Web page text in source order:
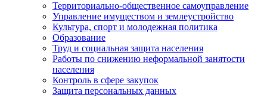
Территориально-общественное самоуправление
Управление имуществом и землеустройство
Культура, спорт и молодежная политика
Образование
Труд и социальная защита населения
Работы по снижению неформальной занятости
населения
Контроль в сфере закупок
Защита персональных данных